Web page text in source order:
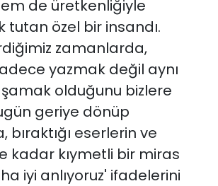
de üretkenliğiyle
tutan özel bir insandı.
zamanlarda,
yazmak değil aynı
olduğunu bizlere
geriye dönüp
bıraktığı eserlerin ve
kadar kıymetli bir miras
iyi anlıyoruz' ifadelerini